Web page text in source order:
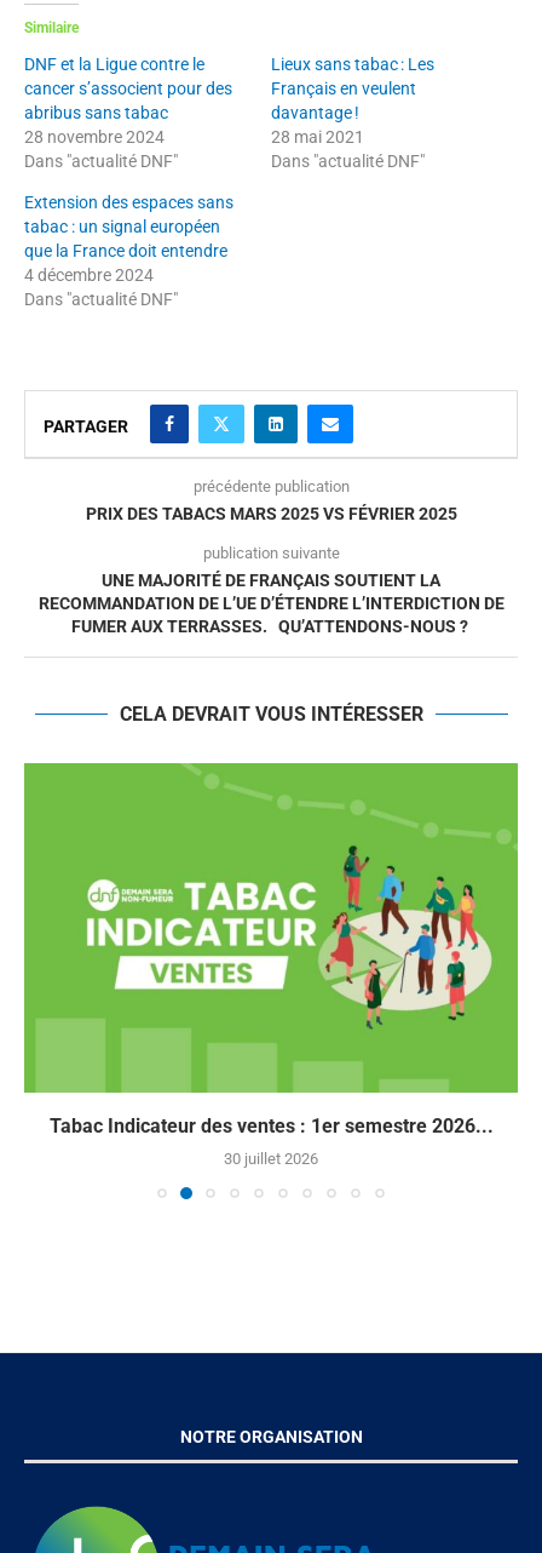
Similaire
DNF et la Ligue contre le
cancer s’associent pour des
abribus sans tabac
28 novembre 2024
Dans "actualité DNF"
Lieux sans tabac : Les
Français en veulent
davantage !
28 mai 2021
Dans "actualité DNF"
Extension des espaces sans
tabac : un signal européen
que la France doit entendre
4 décembre 2024
Dans "actualité DNF"
PARTAGER
précédente publication
PRIX DES TABACS MARS 2025 VS FÉVRIER 2025
publication suivante
UNE MAJORITÉ DE FRANÇAIS SOUTIENT LA
RECOMMANDATION DE L’UE D’ÉTENDRE L’INTERDICTION DE
FUMER AUX TERRASSES. QU’ATTENDONS-NOUS ?
CELA DEVRAIT VOUS INTÉRESSER
Tabac Indicateur des ventes : 1er semestre 2026...
30 juillet 2026
NOTRE ORGANISATION